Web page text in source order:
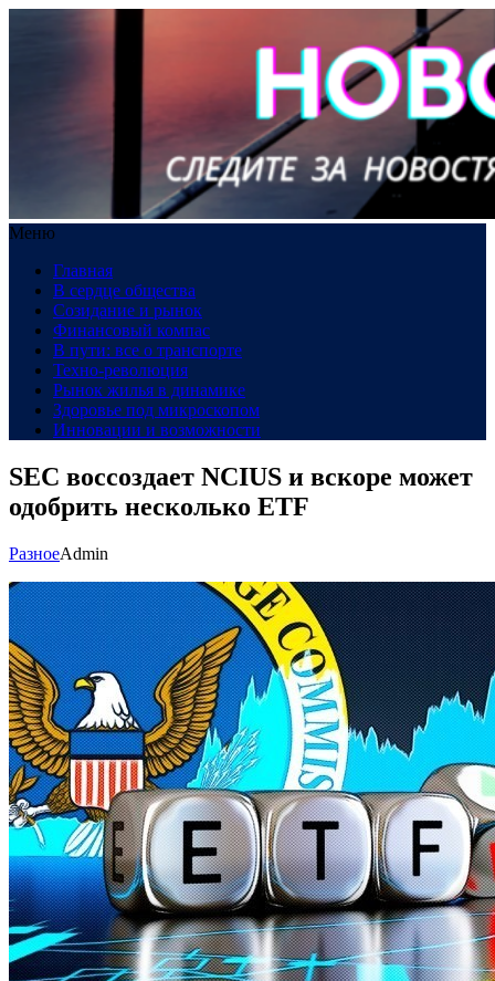
Меню
Главная
В сердце общества
Созидание и рынок
Финансовый компас
В пути: все о транспорте
Техно-революция
Рынок жилья в динамике
Здоровье под микроскопом
Инновации и возможности
SEC воссоздает NCIUS и вскоре может
одобрить несколько ETF
РазноеAdmin